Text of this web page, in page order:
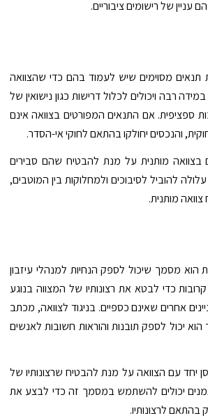
עניין של רישומים ציבוריים.
תנאים מסוימים שיש לעמוד בהם כדי שהצוואה
רבה ויכולים לכלול דרישות כגון נישואין של
ספציפית. אם התנאים המפורטים בצוואה אינם
והנכסים יחולקו בהתאם לחוקי אי-הסדר.
בצוואה מותנית על מנת להבטיח שהם סבירים
להוביל לסיבוכים ולמחלוקות בין המוטבים,
צוואה מותנית.
מסמך שיכול לספק הנחיות למנהלי עיזבון
כדי לבטא את רצונותיו של המצווה בנוגע
אחרים שאינם כספיים. בניגוד לצוואה, מכתב
יכול לספק תובנות והוראות חשובות לאנשים
יחד עם הצוואה על מנת להבטיח שרצונותיו של
יכולים להשתמש במסמך זה כדי לבצע את
בהתאם לרצונותיו.